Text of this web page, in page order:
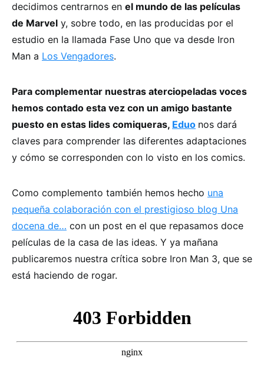
decidimos centrarnos en el mundo de las películas
de Marvel y, sobre todo, en las producidas por el
estudio en la llamada Fase Uno que va desde Iron
Man a Los Vengadores.
Para complementar nuestras aterciopeladas voces
hemos contado esta vez con un amigo bastante
puesto en estas lides comiqueras, Eduo nos dará
claves para comprender las diferentes adaptaciones
y cómo se corresponden con lo visto en los comics.
Como complemento también hemos hecho una
pequeña colaboración con el prestigioso blog Una
docena de… con un post en el que repasamos doce
películas de la casa de las ideas. Y ya mañana
publicaremos nuestra crítica sobre Iron Man 3, que se
está haciendo de rogar.